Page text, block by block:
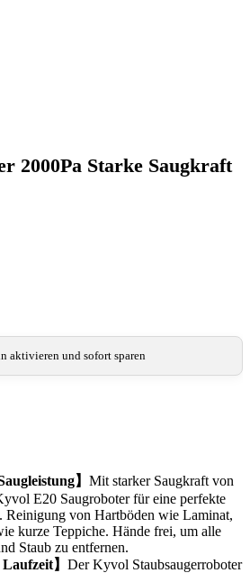
2000Pa Starke Saugkraft
aktivieren und sofort sparen
】 Mit starker Saugkraft von
E20 Saugroboter für eine perfekte
Reinigung von Hartböden wie Laminat,
kurze Teppiche. Hände frei, um alle
Staub zu entfernen.
】 Der Kyvol Staubsaugerroboter